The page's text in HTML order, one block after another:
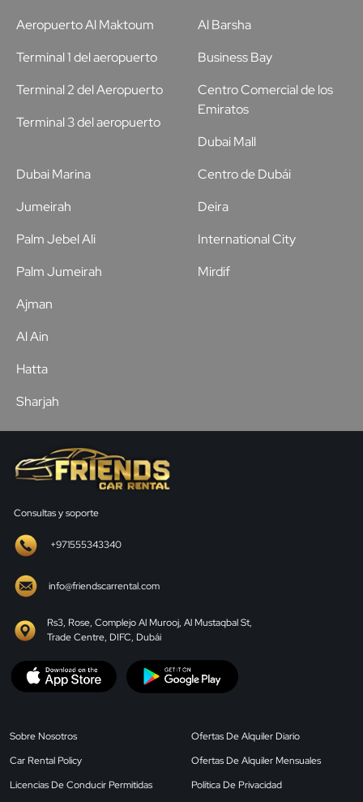
Aeropuerto Al Maktoum
Terminal 1 del aeropuerto
Terminal 2 del Aeropuerto
Terminal 3 del aeropuerto
Al Barsha
Business Bay
Centro Comercial de los
Emiratos
Dubai Mall
Dubai Marina
Jumeirah
Palm Jebel Ali
Palm Jumeirah
Centro de Dubái
Deira
International City
Mirdif
Ajman
Al Ain
Hatta
Sharjah
Consultas y soporte
+971555343340
info@friendscarrental.com
Rs3, Rose, Complejo Al Murooj, Al Mustaqbal St,
Trade Centre, DIFC, Dubái
Sobre Nosotros
Car Rental Policy
Licencias De Conducir Permitidas
Ofertas De Alquiler Diario
Ofertas De Alquiler Mensuales
Política De Privacidad